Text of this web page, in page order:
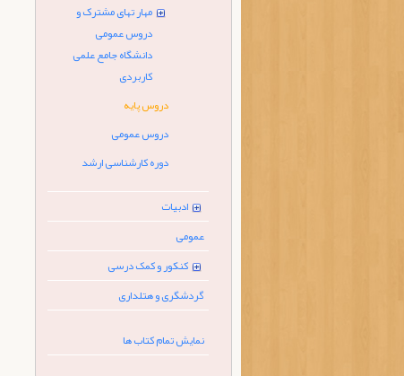
مهار تهای مشترک و
دروس عمومی
دانشگاه جامع علمی
کاربردی
دروس پایه
دروس عمومی
دوره کارشناسی ارشد
ادبیات
عمومی
کنکور و کمک درسی
گردشگری و هتلداری
نمایش تمام کتاب ها